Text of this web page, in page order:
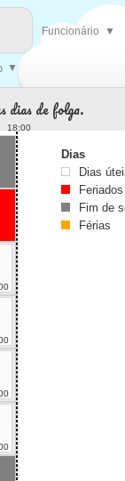
▼
Funcionário ▼
dias de folga.
18:00
Dias
Dias
Feriados
Fim de
Férias